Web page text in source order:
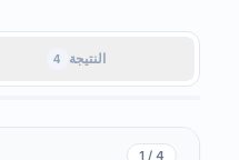
4 النتيجة
1 / 4